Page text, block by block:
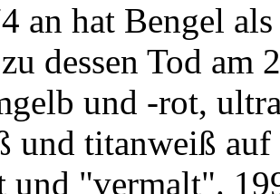
an hat Bengel
dessen Tod am
und -rot,
und titanweiß
und "vermalt".